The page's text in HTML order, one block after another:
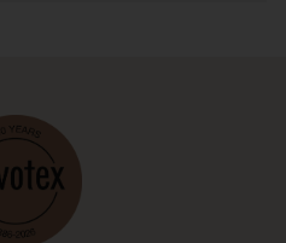
5 (ISO 12945-2)
≥ 7 (ISO 105-B02)
5 (ISO 105-E03)